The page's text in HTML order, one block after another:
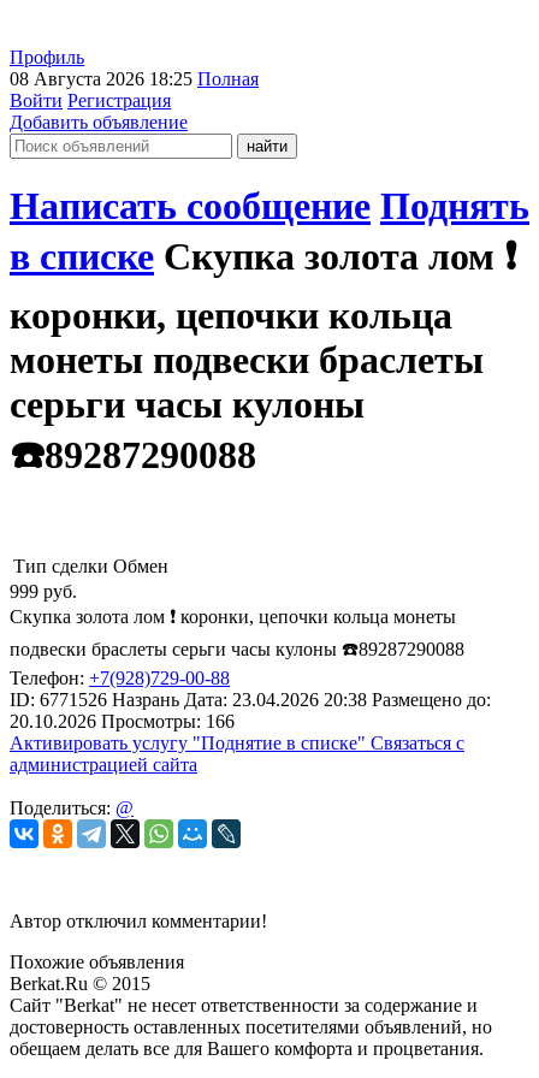
Профиль
08 Августа 2026 18:25 Полная
Войти Регистрация
Добавить объявление
Написать сообщение Поднять
в списке Скупка золота лом ❗️
коронки, цепочки кольца
монеты подвески браслеты
серьги часы кулоны
☎️89287290088
Тип сделки Обмен
999 руб.
Скупка золота лом ❗️ коронки, цепочки кольца монеты
подвески браслеты серьги часы кулоны ☎️89287290088
Телефон: +7(928)729-00-88
ID: 6771526 Назрань Дата: 23.04.2026 20:38 Размещено до:
20.10.2026 Просмотры: 166
Активировать услугу "Поднятие в списке" Связаться с
администрацией сайта
Поделиться: @
Автор отключил комментарии!
Похожие объявления
Berkat.Ru © 2015
Сайт "Berkat" не несет ответственности за содержание и
достоверность оставленных посетителями объявлений, но
обещаем делать все для Вашего комфорта и процветания.